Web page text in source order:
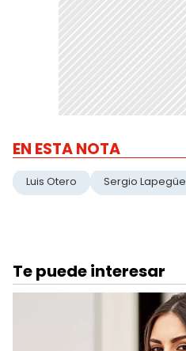
EN ESTA NOTA
Luis Otero Sergio Lapegüe